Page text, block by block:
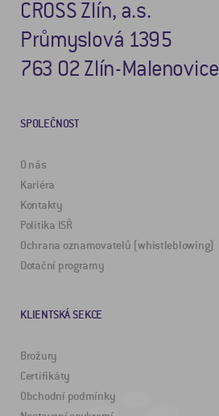
CROSS Zlín, a.s.
Průmyslová 1395
763 02 Zlín-Malenovice
SPOLEČNOST
O nás
Kariéra
Kontakty
Politika ISŘ
Ochrana oznamovatelů (whistleblowing)
Dotační programy
KLIENTSKÁ SEKCE
Brožury
Certifikáty
Obchodní podmínky